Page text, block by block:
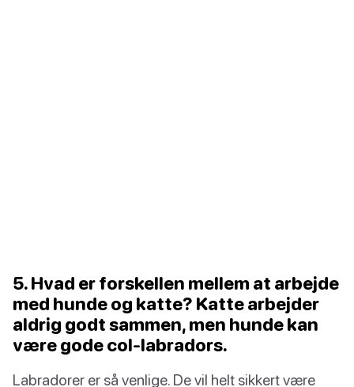
5. Hvad er forskellen mellem at arbejde
med hunde og katte? Katte arbejder
aldrig godt sammen, men hunde kan
være gode col-labradors.
Labradorer er så venlige. De vil helt sikkert være